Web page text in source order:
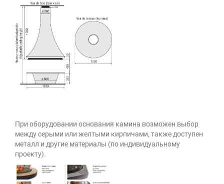
При оборудовании основания камина возможен выбор
между серыми или желтыми кирпичами, также доступен
металл и другие материалы (по индивидуальному
проекту).